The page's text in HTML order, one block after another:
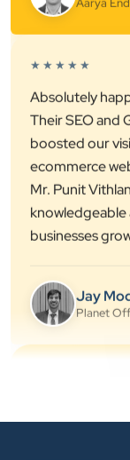
★★★★★
Absolutely
boosted our
ecommerce
Mr. Punit
and his team —